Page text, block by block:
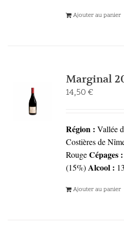
Ajouter au panier
Marginal
14,50 €
Région : Vallée
Costières de
RougeCépages :
(15%)Alcool :
Ajouter au panier